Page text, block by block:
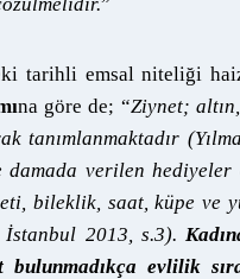
tarihli emsal niteliği
na göre de; “Ziynet;
tanımlanmaktadır
verilen
bileklik, saat, küpe ve
2013, s.3).
evlilik